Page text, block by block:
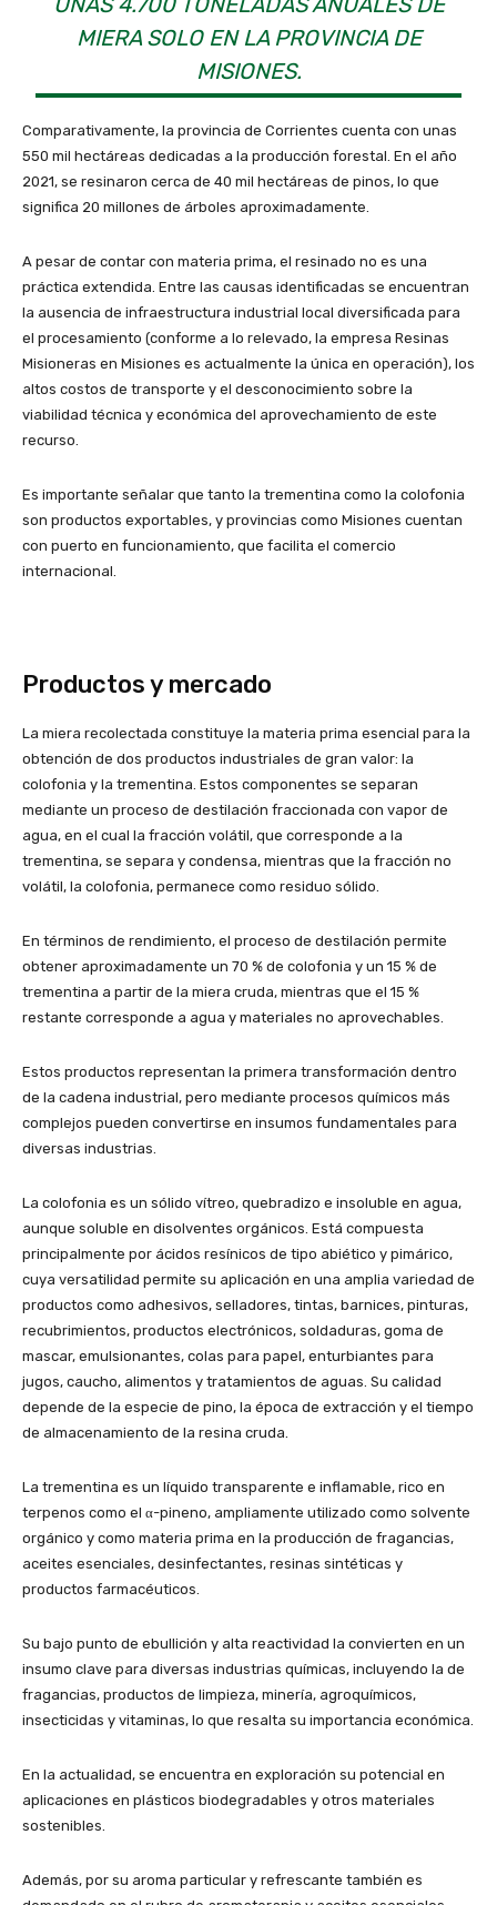
MIERA SOLO EN LA PROVINCIA DE
MISIONES.
Comparativamente, la provincia de Corrientes cuenta con unas
550 mil hectáreas dedicadas a la producción forestal. En el año
2021, se resinaron cerca de 40 mil hectáreas de pinos, lo que
significa 20 millones de árboles aproximadamente.
A pesar de contar con materia prima, el resinado no es una
práctica extendida. Entre las causas identificadas se encuentran
la ausencia de infraestructura industrial local diversificada para
el procesamiento (conforme a lo relevado, la empresa Resinas
Misioneras en Misiones es actualmente la única en operación), los
altos costos de transporte y el desconocimiento sobre la
viabilidad técnica y económica del aprovechamiento de este
recurso.
Es importante señalar que tanto la trementina como la colofonia
son productos exportables, y provincias como Misiones cuentan
con puerto en funcionamiento, que facilita el comercio
internacional.
Productos y mercado
La miera recolectada constituye la materia prima esencial para la
obtención de dos productos industriales de gran valor: la
colofonia y la trementina. Estos componentes se separan
mediante un proceso de destilación fraccionada con vapor de
agua, en el cual la fracción volátil, que corresponde a la
trementina, se separa y condensa, mientras que la fracción no
volátil, la colofonia, permanece como residuo sólido.
En términos de rendimiento, el proceso de destilación permite
obtener aproximadamente un 70 % de colofonia y un 15 % de
trementina a partir de la miera cruda, mientras que el 15 %
restante corresponde a agua y materiales no aprovechables.
Estos productos representan la primera transformación dentro
de la cadena industrial, pero mediante procesos químicos más
complejos pueden convertirse en insumos fundamentales para
diversas industrias.
La colofonia es un sólido vítreo, quebradizo e insoluble en agua,
aunque soluble en disolventes orgánicos. Está compuesta
principalmente por ácidos resínicos de tipo abiético y pimárico,
cuya versatilidad permite su aplicación en una amplia variedad de
productos como adhesivos, selladores, tintas, barnices, pinturas,
recubrimientos, productos electrónicos, soldaduras, goma de
mascar, emulsionantes, colas para papel, enturbiantes para
jugos, caucho, alimentos y tratamientos de aguas. Su calidad
depende de la especie de pino, la época de extracción y el tiempo
de almacenamiento de la resina cruda.
La trementina es un líquido transparente e inflamable, rico en
terpenos como el α-pineno, ampliamente utilizado como solvente
orgánico y como materia prima en la producción de fragancias,
aceites esenciales, desinfectantes, resinas sintéticas y
productos farmacéuticos.
Su bajo punto de ebullición y alta reactividad la convierten en un
insumo clave para diversas industrias químicas, incluyendo la de
fragancias, productos de limpieza, minería, agroquímicos,
insecticidas y vitaminas, lo que resalta su importancia económica.
En la actualidad, se encuentra en exploración su potencial en
aplicaciones en plásticos biodegradables y otros materiales
sostenibles.
Además, por su aroma particular y refrescante también es